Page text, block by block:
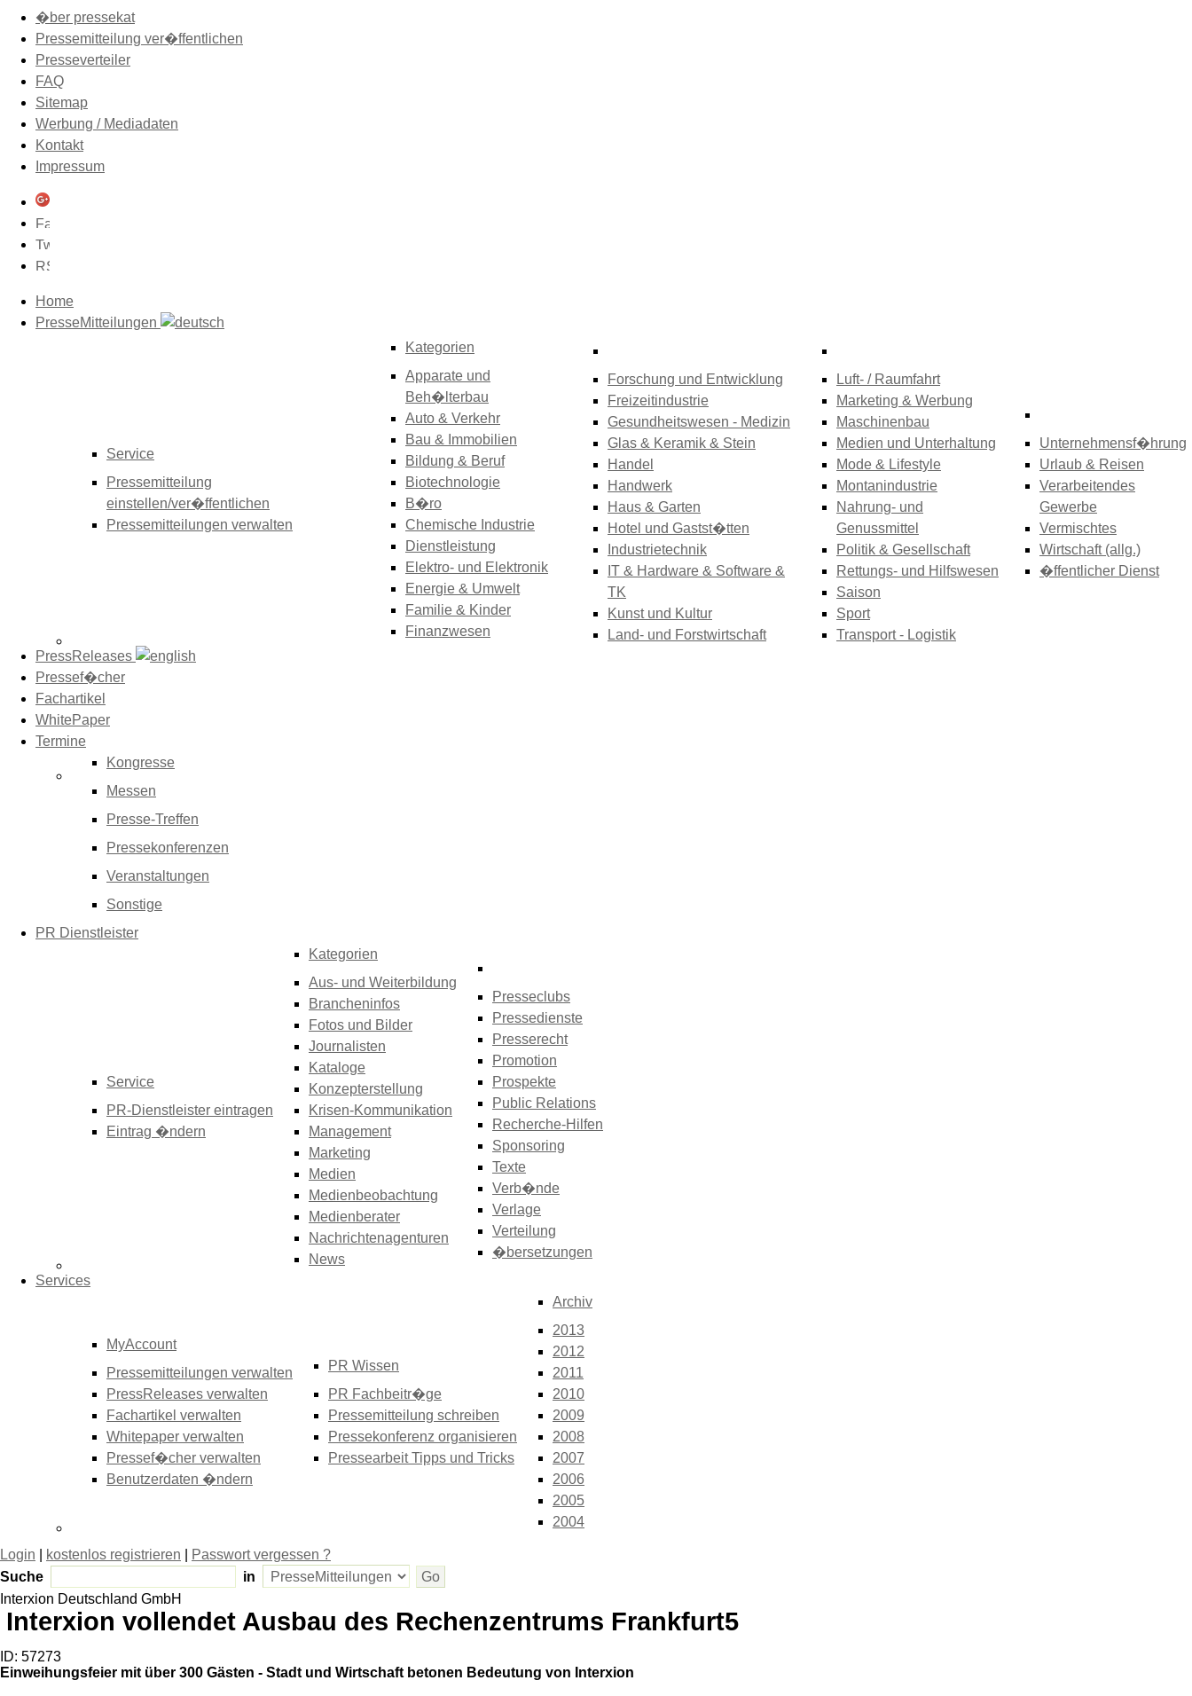
�ber pressekat
Pressemitteilung ver�ffentlichen
Presseverteiler
FAQ
Sitemap
Werbung / Mediadaten
Kontakt
Impressum
Home
PresseMitteilungen
Service
Pressemitteilung
einstellen/ver�ffentlichen
Pressemitteilungen verwalten
Kategorien
Apparate und
Beh�lterbau
Auto & Verkehr
Bau & Immobilien
Bildung & Beruf
Biotechnologie
B�ro
Chemische Industrie
Dienstleistung
Elektro- und Elektronik
Energie & Umwelt
Familie & Kinder
Finanzwesen
Forschung und Entwicklung
Freizeitindustrie
Gesundheitswesen - Medizin
Glas & Keramik & Stein
Handel
Handwerk
Haus & Garten
Hotel und Gastst�tten
Industrietechnik
IT & Hardware & Software &
TK
Kunst und Kultur
Land- und Forstwirtschaft
Luft- / Raumfahrt
Marketing & Werbung
Maschinenbau
Medien und Unterhaltung
Mode & Lifestyle
Montanindustrie
Nahrung- und
Genussmittel
Politik & Gesellschaft
Rettungs- und Hilfswesen
Saison
Sport
Transport - Logistik
Unternehmensf�hrung
Urlaub & Reisen
Verarbeitendes
Gewerbe
Vermischtes
Wirtschaft (allg.)
�ffentlicher Dienst
PressReleases
Pressef�cher
Fachartikel
WhitePaper
Termine
Kongresse
Messen
Presse-Treffen
Pressekonferenzen
Veranstaltungen
Sonstige
PR Dienstleister
Service
PR-Dienstleister eintragen
Eintrag �ndern
Kategorien
Aus- und Weiterbildung
Brancheninfos
Fotos und Bilder
Journalisten
Kataloge
Konzepterstellung
Krisen-Kommunikation
Management
Marketing
Medien
Medienbeobachtung
Medienberater
Nachrichtenagenturen
News
Presseclubs
Pressedienste
Presserecht
Promotion
Prospekte
Public Relations
Recherche-Hilfen
Sponsoring
Texte
Verb�nde
Verlage
Verteilung
�bersetzungen
Services
MyAccount
Pressemitteilungen verwalten
PressReleases verwalten
Fachartikel verwalten
Whitepaper verwalten
Pressef�cher verwalten
Benutzerdaten �ndern
PR Wissen
PR Fachbeitr�ge
Pressemitteilung schreiben
Pressekonferenz organisieren
Pressearbeit Tipps und Tricks
Archiv
2013
2012
2011
2010
2009
2008
2007
2006
2005
2004
Login kostenlos registrieren
Passwort vergessen ?
Suche
in
Interxion Deutschland GmbH
Interxion vollendet Ausbau des Rechenzentrums Frankfurt5
ID: 57273
Einweihungsfeier mit über 300 Gästen - Stadt und Wirtschaft betonen Bedeutung von Interxion